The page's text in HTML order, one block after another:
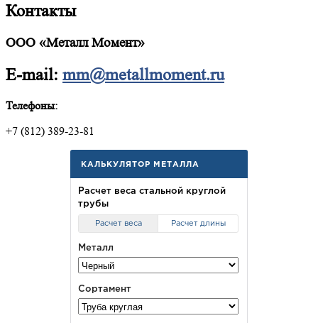
Контакты
ООО «Металл Момент»
E-mail: mm@metallmoment.ru
Телефоны:
+7 (812) 389-23-81